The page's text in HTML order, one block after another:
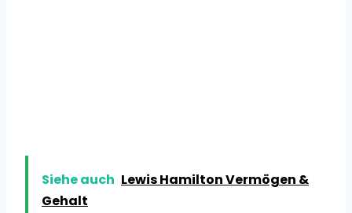
Siehe auch Lewis Hamilton Vermögen &
Gehalt